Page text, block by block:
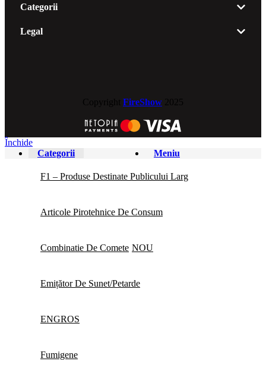
Categorii
Legal
Copyright FireShow 2025
Închide
Meniu
Categorii
F1 – Produse Destinate Publicului Larg
Articole Pirotehnice De Consum
Combinatie De Comete NOU
Emițător De Sunet/Petarde
ENGROS
Fumigene